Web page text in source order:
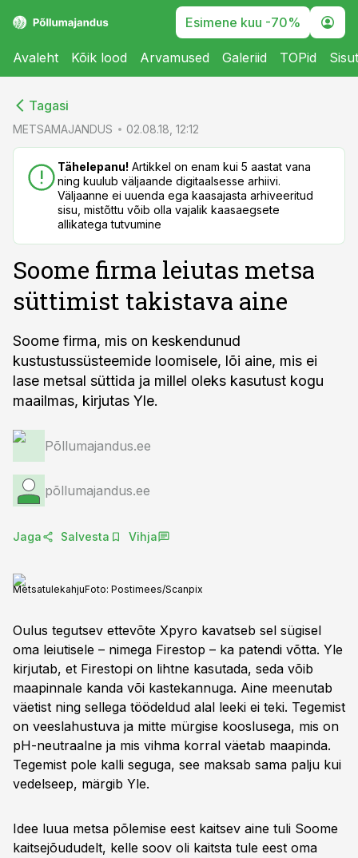
Esimene kuu -70%
Avaleht Kõik lood Arvamused Galeriid TOPid
Tagasi
METSAMAJANDUS 02.08.18, 12:12
Tähelepanu! Artikkel on enam kui 5 aastat vana
ning kuulub väljaande digitaalsesse arhiivi.
Väljaanne ei uuenda ega kaasajasta arhiveeritud
sisu, mistõttu võib olla vajalik kaasaegsete
allikatega tutvumine
Soome firma leiutas metsa
süttimist takistava aine
Soome firma, mis on keskendunud
kustustussüsteemide loomisele, lõi aine, mis ei
lase metsal süttida ja millel oleks kasutust kogu
maailmas, kirjutas Yle.
Põllumajandus.ee
põllumajandus.ee
Jaga Salvesta Vihja
MetsatulekahjuFoto: Postimees/Scanpix
Oulus tegutsev ettevõte Xpyro kavatseb sel sügisel
oma leiutisele – nimega Firestop – ka patendi võtta. Yle
kirjutab, et Firestopi on lihtne kasutada, seda võib
maapinnale kanda või kastekannuga. Aine meenutab
väetist ning sellega töödeldud alal leeki ei teki. Tegemist
on veeslahustuva ja mitte mürgise kooslusega, mis on
pH-neutraalne ja mis vihma korral väetab maapinda.
Tegemist pole kalli seguga, see maksab sama palju kui
vedelseep, märgib Yle.
Idee luua metsa põlemise eest kaitsev aine tuli Soome
kaitsejõududelt, kelle soov oli kaitsta tule eest oma